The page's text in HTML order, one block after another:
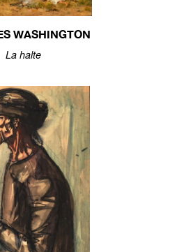
WASHINGTON
La halte